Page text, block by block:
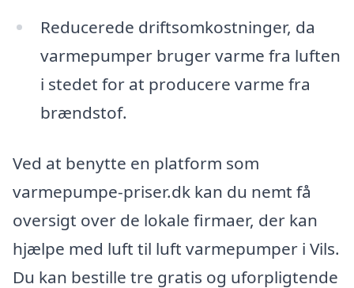
Reducerede driftsomkostninger, da
varmepumper bruger varme fra luften
i stedet for at producere varme fra
brændstof.
Ved at benytte en platform som
varmepumpe-priser.dk kan du nemt få
oversigt over de lokale firmaer, der kan
hjælpe med luft til luft varmepumper i Vils.
Du kan bestille tre gratis og uforpligtende